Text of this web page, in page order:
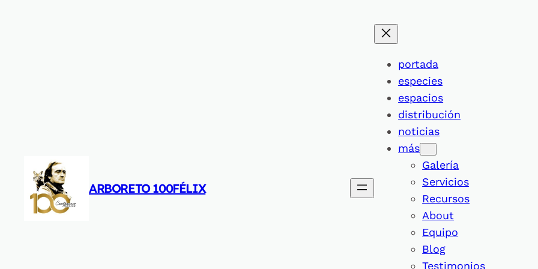
ARBORETO 100FÉLIX
portada
especies
espacios
distribución
noticias
más
Galería
Servicios
Recursos
About
Equipo
Blog
Testimonios